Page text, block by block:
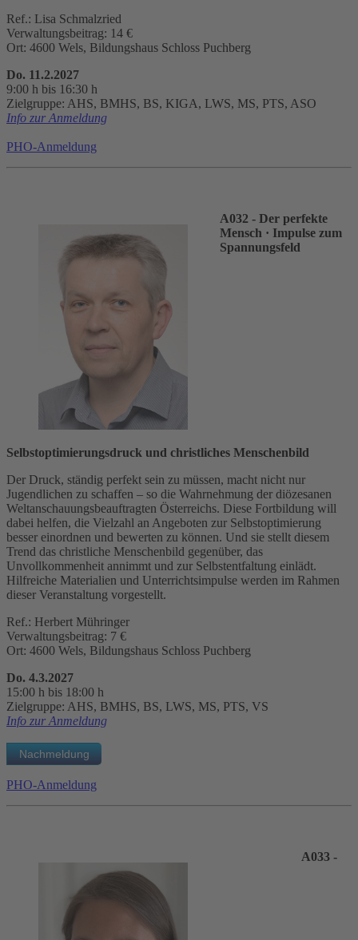
Ref.: Lisa Schmalzried
Verwaltungsbeitrag: 14 €
Ort: 4600 Wels, Bildungshaus Schloss Puchberg
Do. 11.2.2027
9:00 h bis 16:30 h
Zielgruppe: AHS, BMHS, BS, KIGA, LWS, MS, PTS, ASO
Info zur Anmeldung
PHO-Anmeldung
A032 - Der perfekte
Mensch · Impulse zum
Spannungsfeld
Selbstoptimierungsdruck und christliches Menschenbild
Der Druck, ständig perfekt sein zu müssen, macht nicht nur
Jugendlichen zu schaffen – so die Wahrnehmung der diözesanen
Weltanschauungsbeauftragten Österreichs. Diese Fortbildung will
dabei helfen, die Vielzahl an Angeboten zur Selbstoptimierung
besser einordnen und bewerten zu können. Und sie stellt diesem
Trend das christliche Menschenbild gegenüber, das
Unvollkommenheit annimmt und zur Selbstentfaltung einlädt.
Hilfreiche Materialien und Unterrichtsimpulse werden im Rahmen
dieser Veranstaltung vorgestellt.
Ref.: Herbert Mühringer
Verwaltungsbeitrag: 7 €
Ort: 4600 Wels, Bildungshaus Schloss Puchberg
Do. 4.3.2027
15:00 h bis 18:00 h
Zielgruppe: AHS, BMHS, BS, LWS, MS, PTS, VS
Info zur Anmeldung
PHO-Anmeldung
A033 -